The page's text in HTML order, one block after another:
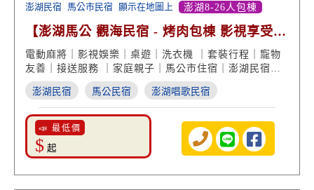
澎湖民宿 馬公市民宿 顯示在地圖上 澎湖8-26人包棟
【澎湖馬公 觀海民宿 - 烤肉包棟 影視享受
親子玩樂】
電動麻將｜影視娛樂｜桌遊｜洗衣機 ｜套裝行程｜寵物
友善｜接送服務 ｜家庭親子｜馬公市住宿｜澎湖民宿推
薦
澎湖民宿 馬公民宿 澎湖唱歌民宿
📣 最低價
$ 起